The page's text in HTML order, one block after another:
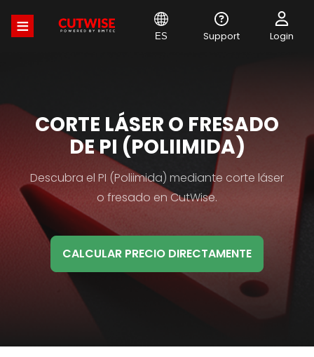
al
contenido
principal
ES Support Login
MATERIAL
TITLE
CORTE LÁSER O FRESADO
DE PI (POLIIMIDA)
Material
HB
Description
Descubra el PI (Poliimida) mediante corte láser
o fresado en CutWise.
CALCULAR PRECIO DIRECTAMENTE